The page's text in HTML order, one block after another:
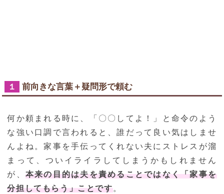
１ 前向きな言葉＋疑問形で頼む
何か頼まれる時に、「〇〇してよ！」と命令のよう
な強い口調で言われると、誰だって良い気はしませ
んよね。家事を手伝ってくれない夫にストレスが溜
まって、ついイライラしてしまうかもしれません
が、 本来の目的は夫を責めることではなく「家事を
分担してもらう」ことです。